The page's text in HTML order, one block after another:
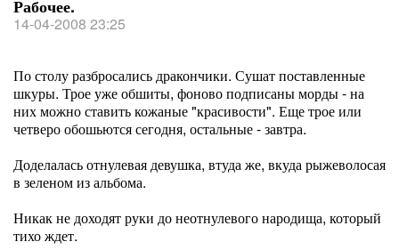
Рабочее.
14-04-2008 23:25
По столу разбросались дракончики. Сушат поставленные
шкуры. Трое уже обшиты, фоново подписаны морды - на
них можно ставить кожаные "красивости". Еще трое или
четверо обошьются сегодня, остальные - завтра.
Доделалась отнулевая девушка, втуда же, вкуда рыжеволосая
в зеленом из альбома.
Никак не доходят руки до неотнулевого народища, который
тихо ждет.